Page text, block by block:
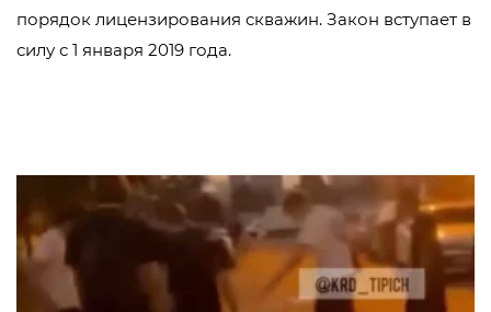
порядок лицензирования скважин. ​Закон вступает в
силу с 1 января 2019 года.